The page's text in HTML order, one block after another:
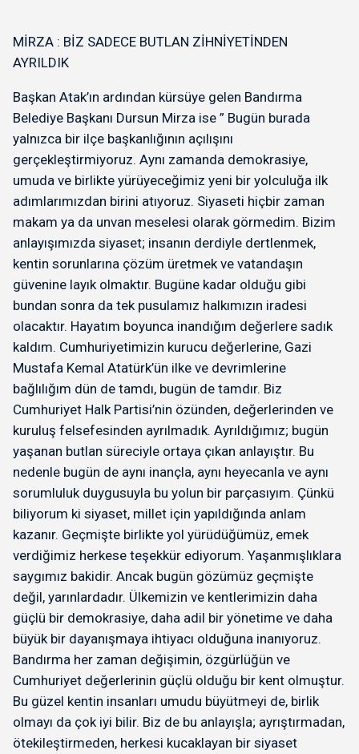
MİRZA : BİZ SADECE BUTLAN ZİHNİYETİNDEN
AYRILDIK
Başkan Atak’ın ardından kürsüye gelen Bandırma
Belediye Başkanı Dursun Mirza ise ” Bugün burada
yalnızca bir ilçe başkanlığının açılışını
gerçekleştirmiyoruz. Aynı zamanda demokrasiye,
umuda ve birlikte yürüyeceğimiz yeni bir yolculuğa ilk
adımlarımızdan birini atıyoruz. Siyaseti hiçbir zaman
makam ya da unvan meselesi olarak görmedim. Bizim
anlayışımızda siyaset; insanın derdiyle dertlenmek,
kentin sorunlarına çözüm üretmek ve vatandaşın
güvenine layık olmaktır. Bugüne kadar olduğu gibi
bundan sonra da tek pusulamız halkımızın iradesi
olacaktır. Hayatım boyunca inandığım değerlere sadık
kaldım. Cumhuriyetimizin kurucu değerlerine, Gazi
Mustafa Kemal Atatürk’ün ilke ve devrimlerine
bağlılığım dün de tamdı, bugün de tamdır. Biz
Cumhuriyet Halk Partisi’nin özünden, değerlerinden ve
kuruluş felsefesinden ayrılmadık. Ayrıldığımız; bugün
yaşanan butlan süreciyle ortaya çıkan anlayıştır. Bu
nedenle bugün de aynı inançla, aynı heyecanla ve aynı
sorumluluk duygusuyla bu yolun bir parçasıyım. Çünkü
biliyorum ki siyaset, millet için yapıldığında anlam
kazanır. Geçmişte birlikte yol yürüdüğümüz, emek
verdiğimiz herkese teşekkür ediyorum. Yaşanmışlıklara
saygımız bakidir. Ancak bugün gözümüz geçmişte
değil, yarınlardadır. Ülkemizin ve kentlerimizin daha
güçlü bir demokrasiye, daha adil bir yönetime ve daha
büyük bir dayanışmaya ihtiyacı olduğuna inanıyoruz.
Bandırma her zaman değişimin, özgürlüğün ve
Cumhuriyet değerlerinin güçlü olduğu bir kent olmuştur.
Bu güzel kentin insanları umudu büyütmeyi de, birlik
olmayı da çok iyi bilir. Biz de bu anlayışla; ayrıştırmadan,
ötekileştirmeden, herkesi kucaklayan bir siyaset